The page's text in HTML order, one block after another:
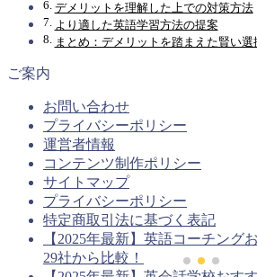
デメリットを理解した上での対策方法
より適した英語学習方法の提案
まとめ：デメリットを踏まえた賢い選
ご案内
お問い合わせ
プライバシーポリシー
運営者情報
コンテンツ制作ポリシー
サイトマップ
プライバシーポリシー
特定商取引法に基づく表記
【2025年最新】英語コーチング
29社から比較！